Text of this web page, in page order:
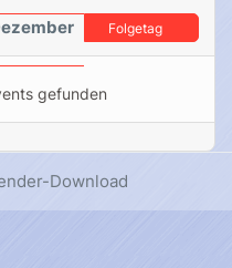
Folgetag
gefunden
Download